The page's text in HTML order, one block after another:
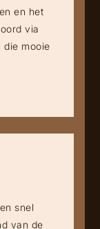
en het
via
die mooie
snel
van de